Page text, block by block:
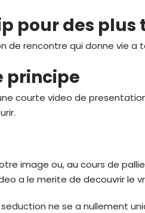
pour des
de rencontre qui donne vie a
principe
courte video de
image ou, au cours de
a le merite de decouvrir le
ne se a nullement